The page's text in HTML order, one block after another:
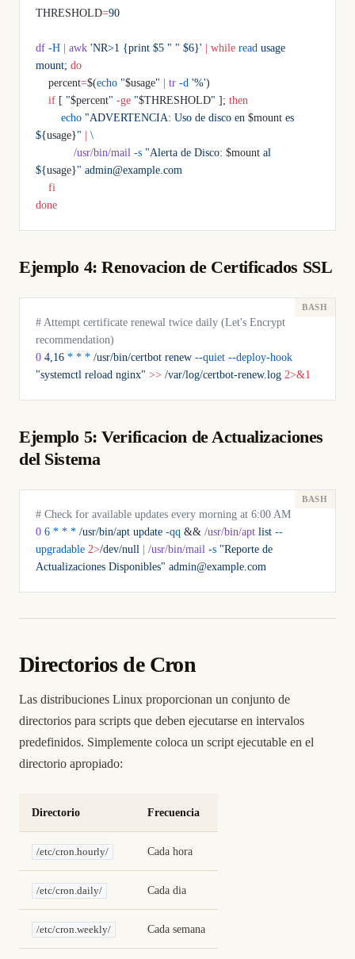
THRESHOLD=90
df -H awk 'NR>1 {print $5 " " $6}' while read usage
mount; do
    percent
=$(echo "$usage" tr -d '%')
    if
[ "$percent" -ge "$THRESHOLD" ]; then
        echo
"ADVERTENCIA: Uso de disco en $mount es
${usage}"
\
            /usr/bin/mail
-s "Alerta de Disco: $mount al
${usage}" admin@example.com
    fi
done
Ejemplo 4: Renovacion de Certificados SSL
# Attempt certificate renewal twice daily (Let's Encrypt
recommendation)
0 4,16 * * * /usr/bin/certbot renew --quiet --deploy-hook
"systemctl reload nginx" >> /var/log/certbot-renew.log 2>&1
Ejemplo 5: Verificacion de Actualizaciones
del Sistema
# Check for available updates every morning at 6:00 AM
0 6 * * * /usr/bin/apt update -qq && /usr/bin/apt list --
upgradable 2>/dev/null /usr/bin/mail -s "Reporte de
Actualizaciones Disponibles" admin@example.com
Directorios de Cron
Las distribuciones Linux proporcionan un conjunto de
directorios para scripts que deben ejecutarse en intervalos
predefinidos. Simplemente coloca un script ejecutable en el
directorio apropiado:
Directorio Frecuencia
/etc/cron.hourly/ Cada hora
/etc/cron.daily/ Cada dia
/etc/cron.weekly/ Cada semana